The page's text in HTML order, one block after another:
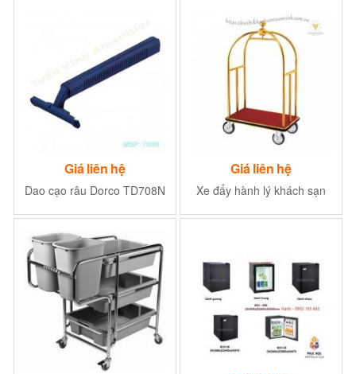
Giá liên hệ
Dao cạo râu Dorco TD708N
Giá liên hệ
Xe đẩy hành lý khách sạn